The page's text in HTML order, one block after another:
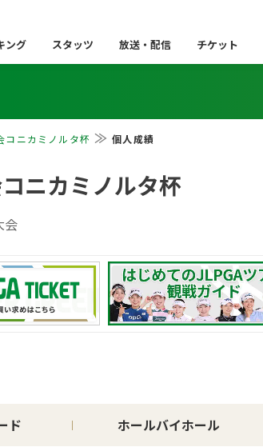
ング スタッツ 放送・配信 チケット
コニカミノルタ杯 個人成績
ニカミノルタ杯
会
ド ホールバイホール